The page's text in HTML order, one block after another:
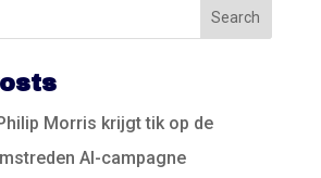
Morris krijgt tik op de
AI-campagne